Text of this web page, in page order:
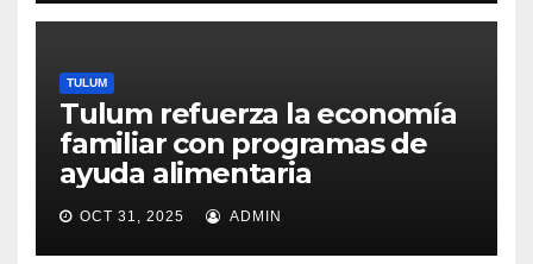
TULUM
Tulum refuerza la economía
familiar con programas de
ayuda alimentaria
OCT 31, 2025 ADMIN